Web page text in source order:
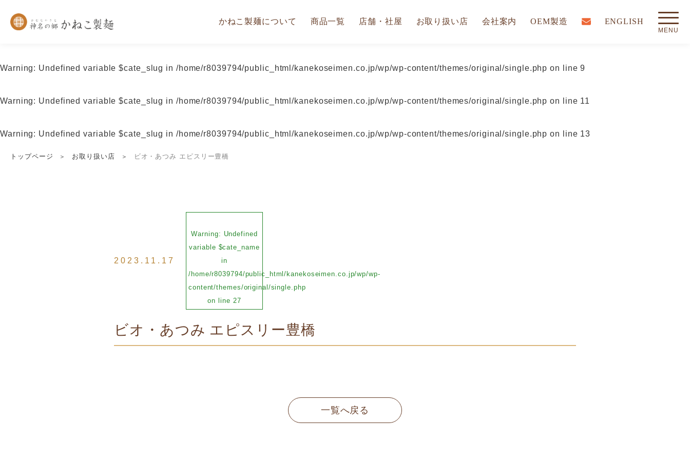
かねこ製麺について 商品一覧 店舗・社屋 お取り扱い店 会社案内 OEM製造 ENGLISH
Warning: Undefined variable $cate_slug in /home/r8039794/public_html/kanekoseimen.co.jp/wp/wp-content/themes/original/single.php on line9
Warning: Undefined variable $cate_slug in /home/r8039794/public_html/kanekoseimen.co.jp/wp/wp-content/themes/original/single.php on line 11
Warning: Undefined variable $cate_slug in /home/r8039794/public_html/kanekoseimen.co.jp/wp/wp-content/themes/original/single.php on line 13
トップページ お取り扱い店 ビオ・あつみ エピスリー豊橋
2023.11.17
Warning: Undefined
variable $cate_name
in
/home/r8039794/public_html/kanekoseimen.co.jp/wp/wp-
content/themes/original/single.php
on line 27
ビオ・あつみ エピスリー豊橋
一覧へ戻る